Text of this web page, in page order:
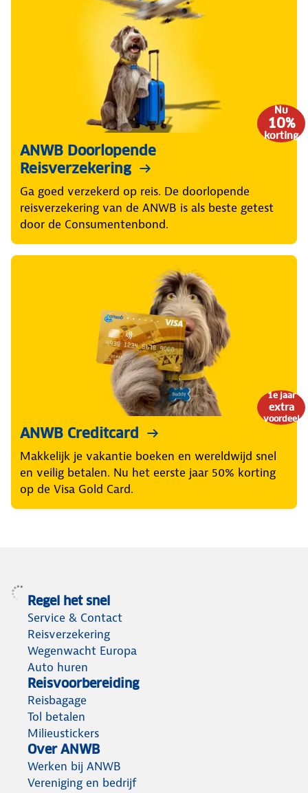
Nu
10%
korting
ANWB Doorlopende
Reisverzekering
Ga goed verzekerd op reis. De doorlopende
reisverzekering van de ANWB is als beste getest
door de Consumentenbond.
1e jaar
extra
voordeel
ANWB Creditcard
Makkelijk je vakantie boeken en wereldwijd snel
en veilig betalen. Nu het eerste jaar 50% korting
op de Visa Gold Card.
Regel het snel
Service & Contact
Reisverzekering
Wegenwacht Europa
Auto huren
Reisvoorbereiding
Reisbagage
Tol betalen
Milieustickers
Over ANWB
Werken bij ANWB
Vereniging en bedrijf